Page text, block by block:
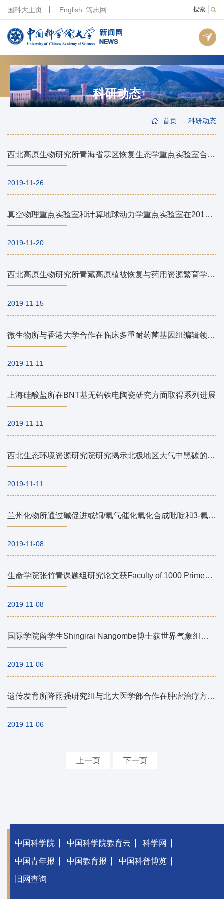
搜索
国科大主页 English 笃志网
科研动态
首页 - 科研动态
西北高原生物研究所青海省寒区恢复生态学重点实验室合作研究发现适度放牧可改善我国草原生态系统的土壤质量
2019-11-26
真空物理重点实验室和计算地球动力学重点实验室在2019年院重评估中取得佳绩
2019-11-20
西北高原生物研究所青藏高原植被恢复与药用资源繁育学科组在青海省灌丛生态系统凋落物现存量碳方面取得新进展
2019-11-15
微生物所与香港大学合作在临床多重耐药菌基因组编辑领域取得新进展
2019-11-11
上海硅酸盐所在BNT基无铅铁电陶瓷研究方面取得系列进展
2019-11-11
西北生态环境资源研究院研究揭示北极地区大气中黑碳的时空变化特征和传输机制
2019-11-11
兰州化物所通过碱促进或铜/氧气催化氧化合成吡啶和3-氟吡啶
2019-11-08
生命学院张竹青课题组研究论文获Faculty of 1000 Prime推荐点评
2019-11-08
国际学院留学生Shingirai Nangombe博士获世界气象组织Mariolopoulos教授信托基金奖
2019-11-06
遗传发育所降雨强研究组与北大医学部合作在肿瘤治疗方面取得新进展
2019-11-06
上一页 下一页
中国科学院 中国科学院教育云 科学网
中国青年报 中国教育报 中国科普博览
旧网查询